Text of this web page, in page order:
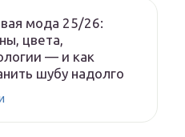
мода 25/26:
цвета,
— и как
шубу надолго